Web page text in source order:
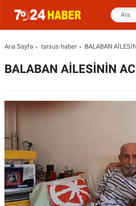
Ana Sayfa tarsus-haber BALABAN
BALABAN AİLESİNİN